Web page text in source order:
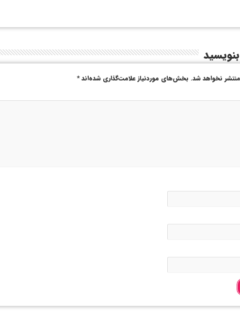
نخواهد شد. بخش‌های موردنیاز علامت‌گذاری شده‌اند*